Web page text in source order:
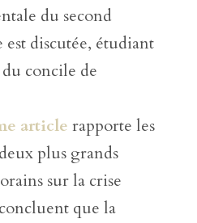
du second
discutée, étudiant
concile de
article rapporte les
plus grands
sur la crise
que la